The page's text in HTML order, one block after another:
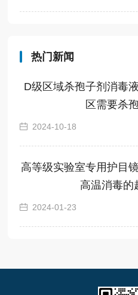
热门新闻
D级区域杀孢子剂消毒
区需要杀
2024-10-18
高等级实验室专用护目
高温消毒的
2024-01-23